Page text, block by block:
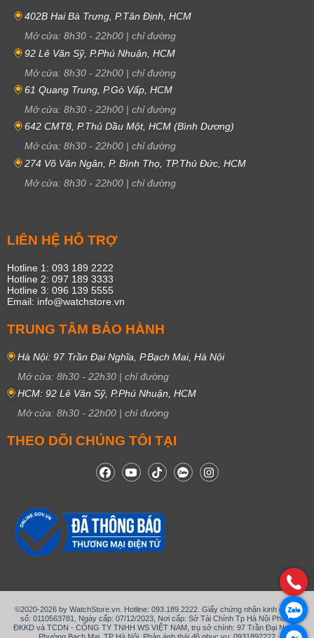
402B Hai Bà Trưng, P.Tân Định, HCM
Mở cửa: 8h30 - 22h00 | chỉ đường
92 Lê Văn Sỹ, P.Phú Nhuận, HCM
Mở cửa: 8h30 - 22h00 | chỉ đường
61 Quang Trung, P.Gò Vấp, HCM
Mở cửa: 8h30 - 22h00 | chỉ đường
642 CMT8, P.Thủ Dầu Một, HCM (Bình Dương)
Mở cửa: 8h30 - 22h00 | chỉ đường
274 Võ Văn Ngân, P. Bình Thọ, TP.Thủ Đức, HCM
Mở cửa: 8h30 - 22h00 | chỉ đường
LIÊN HỆ HỖ TRỢ
Hotline 1: 093 189 2222
Hotline 2: 097 189 3333
Hotline 3: 096 139 5555
Email: info@watchstore.vn
TRUNG TÂM BẢO HÀNH
Hà Nội: 97 Trần Đại Nghĩa, P.Bạch Mai, Hà Nội
Mở cửa: 8h30 - 22h30 | chỉ đường
HCM: 92 Lê Văn Sỹ, P.Phú Nhuận, HCM
Mở cửa: 8h30 - 22h00 | chỉ đường
THEO DÕI CHÚNG TÔI TẠI
©2020-2026 by WatchStore.vn. Hotline: 093.189.2222. Giấy chứng nhận kinh doanh
số: 0110563781, Ngày cấp: 07/12/2023, Nơi cấp: Sở Tài Chính Tp Hà Nội Phòng
ĐKKD và TCDN - CÔNG TY TNHH WS VIỆT NAM, trụ sở chính: 97 Trần Đại Nghĩa,